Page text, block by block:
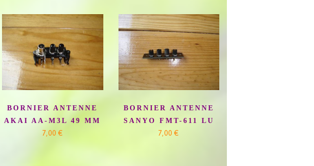
BORNIER ANTENNE
AKAI AA-M3L 49 MM
7,00 €
BORNIER ANTENNE
SANYO FMT-611 LU
7,00 €